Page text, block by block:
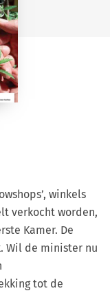
winkels
verkocht worden,
Kamer. De
Wil de minister nu
tot de